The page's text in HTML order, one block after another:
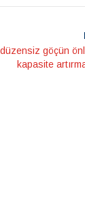
göçün
kapasite